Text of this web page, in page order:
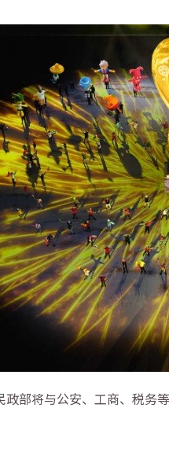
政部将与公安、工商、税务